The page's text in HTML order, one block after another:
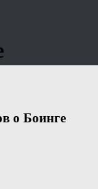
о Боинге